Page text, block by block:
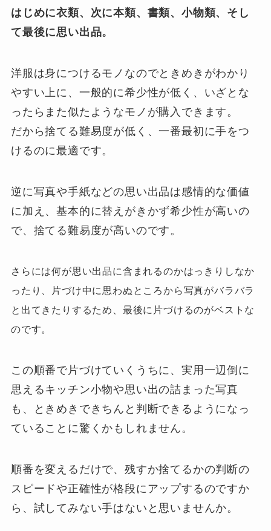
はじめに衣類、次に本類、書類、小物類、そし
て最後に思い出品。
洋服は身につけるモノなのでときめきがわかり
やすい上に、一般的に希少性が低く、いざとな
ったらまた似たようなモノが購入できます。
だから捨てる難易度が低く、一番最初に手をつ
けるのに最適です。
逆に写真や手紙などの思い出品は感情的な価値
に加え、基本的に替えがきかず希少性が高いの
で、捨てる難易度が高いのです。
さらには何が思い出品に含まれるのかはっきりしなか
ったり、片づけ中に思わぬところから写真がバラバラ
と出てきたりするため、最後に片づけるのがベストな
のです。
この順番で片づけていくうちに、実用一辺倒に
思えるキッチン小物や思い出の詰まった写真
も、ときめきできちんと判断できるようになっ
ていることに驚くかもしれません。
順番を変えるだけで、残すか捨てるかの判断の
スピードや正確性が格段にアップするのですか
ら、試してみない手はないと思いませんか。